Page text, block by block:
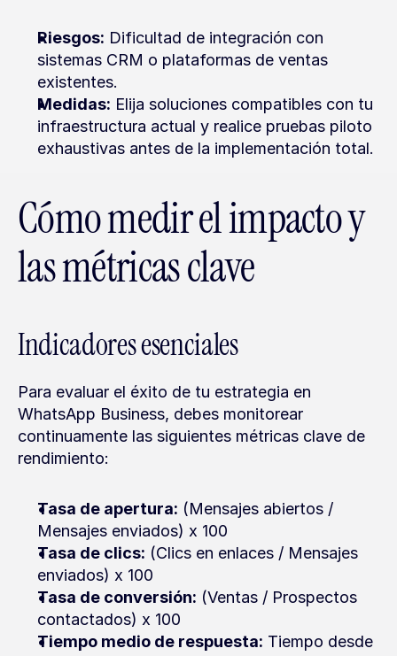
Riesgos: Dificultad de integración con
sistemas CRM o plataformas de ventas
existentes.
Medidas: Elija soluciones compatibles con tu
infraestructura actual y realice pruebas piloto
exhaustivas antes de la implementación total.
Cómo medir el impacto y
las métricas clave
Indicadores esenciales
Para evaluar el éxito de tu estrategia en
WhatsApp Business, debes monitorear
continuamente las siguientes métricas clave de
rendimiento:
Tasa de apertura: (Mensajes abiertos /
Mensajes enviados) x 100
Tasa de clics: (Clics en enlaces / Mensajes
enviados) x 100
Tasa de conversión: (Ventas / Prospectos
contactados) x 100
Tiempo medio de respuesta: Tiempo desde